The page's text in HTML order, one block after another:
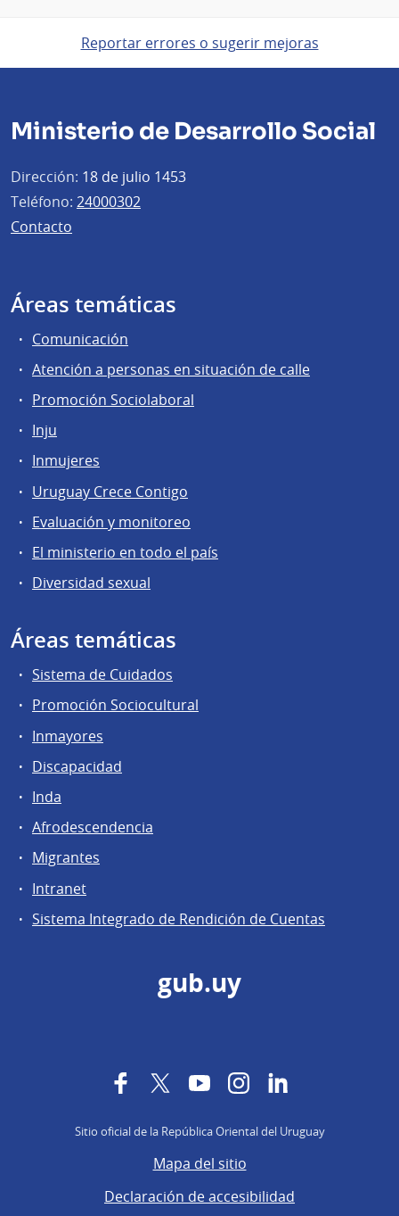
Reportar errores o sugerir mejoras
Ministerio de Desarrollo Social
Dirección: 18 de julio 1453
Teléfono: 24000302
Contacto
Áreas temáticas
Comunicación
Atención a personas en situación de calle
Promoción Sociolaboral
Inju
Inmujeres
Uruguay Crece Contigo
Evaluación y monitoreo
El ministerio en todo el país
Diversidad sexual
Áreas temáticas
Sistema de Cuidados
Promoción Sociocultural
Inmayores
Discapacidad
Inda
Afrodescendencia
Migrantes
Intranet
Sistema Integrado de Rendición de Cuentas
gub.uy
FacebookTwitterYouTubeInstagram
Sitio oficial de la República Oriental del Uruguay
Mapa del sitio
Declaración de accesibilidad